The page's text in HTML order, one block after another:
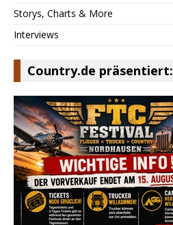
Storys, Charts & More
Interviews
Country.de präsentiert: